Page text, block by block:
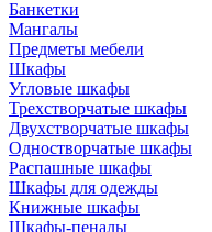
Банкетки
Мангалы
Предметы мебели
Шкафы
Угловые шкафы
Трехстворчатые шкафы
Двухстворчатые шкафы
Одностворчатые шкафы
Распашные шкафы
Шкафы для одежды
Книжные шкафы
Шкафы-пеналы